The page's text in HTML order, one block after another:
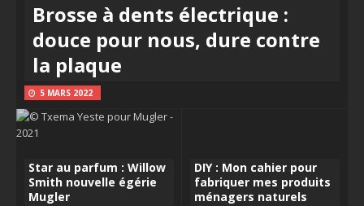
Brosse à dents électrique :
douce pour nous, dure contre
la plaque
5 MARS 2022
Star au parfum : Willow
Smith nouvelle égérie
Mugler
DIY : Mon cahier pour
fabriquer mes produits
ménagers naturels